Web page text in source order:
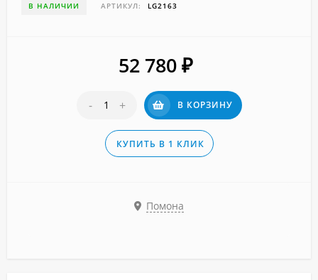
В НАЛИЧИИ АРТИКУЛ: LG2163
52 780 ₽
- + В КОРЗИНУ
КУПИТЬ В 1 КЛИК
Помона